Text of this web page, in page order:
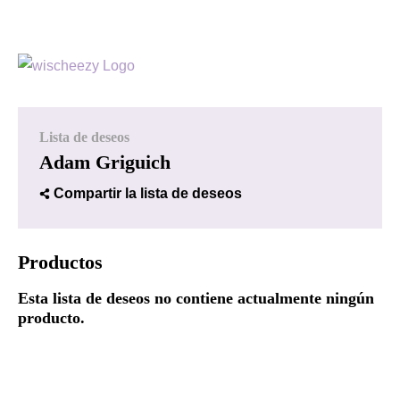
Lista de deseos
Adam Griguich
Compartir la lista de deseos
Productos
Esta lista de deseos no contiene actualmente ningún
producto.